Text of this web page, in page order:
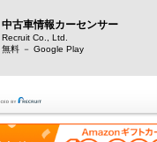
中古車情報カーセンサー
Recruit Co., Ltd.
無料 － Google Play